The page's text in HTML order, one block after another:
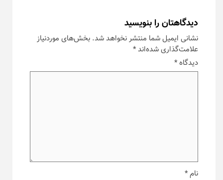
دیدگاهتان را بنویسید
نشانی ایمیل شما منتشر نخواهد شد. بخش‌های موردنیاز
علامت‌گذاری شده‌اند*
دیدگاه*
نام*